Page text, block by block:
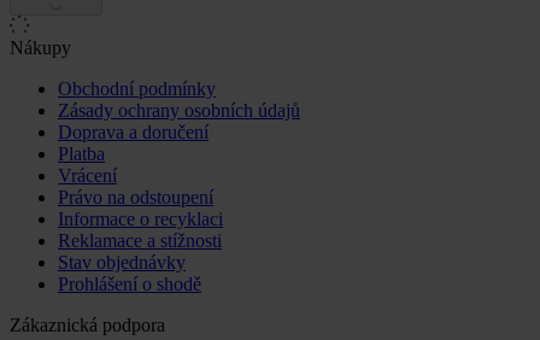
Nákupy
Obchodní podmínky
Zásady ochrany osobních údajů
Doprava a doručení
Platba
Vrácení
Právo na odstoupení
Informace o recyklaci
Reklamace a stížnosti
Stav objednávky
Prohlášení o shodě
Zákaznická podpora